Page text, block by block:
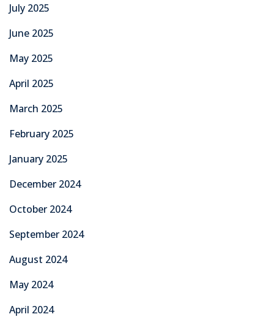
July 2025
June 2025
May 2025
April 2025
March 2025
February 2025
January 2025
December 2024
October 2024
September 2024
August 2024
May 2024
April 2024